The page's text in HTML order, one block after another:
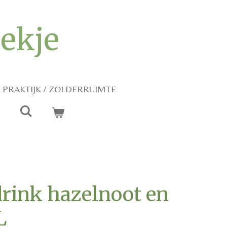
PRAKTIJK / ZOLDERRUIMTE
hazelnoot en